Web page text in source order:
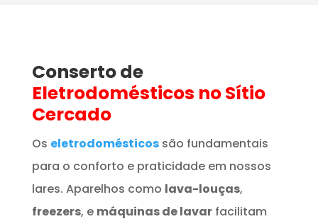
Conserto de
Eletrodomésticos no Sítio
Cercado
Os eletrodomésticos são fundamentais
para o conforto e praticidade em nossos
lares. Aparelhos como lava-louças,
freezers, e máquinas de lavarfacilitam